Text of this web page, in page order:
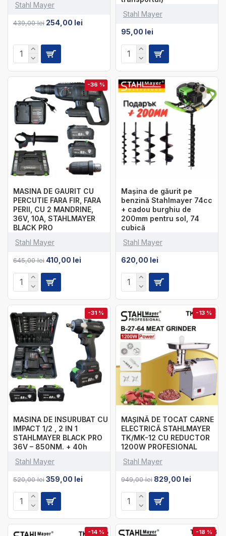
Stahl Mayer
439,00 lei 254,00 lei
Stahl Mayer
95,00 lei
-36 %
Stahl Mayer
MASINA DE GAURIT CU
PERCUTIE FARA FIR, FARA
PERII, CU 2 MANDRINE,
36V, 10A, STAHLMAYER
BLACK PRO
645,00 lei 410,00 lei
Stahl Mayer
Mașina de găurit pe
benzină Stahlmayer 74cc
+ cadou burghiu de
200mm pentru sol, 74
cubică
620,00 lei
-31 %
Stahl Mayer
MASINA DE INSURUBAT CU
IMPACT 1/2 , 2 IN 1
STAHLMAYER BLACK PRO
36V – 850NM. + 40h
520,00 lei359,00 lei
-13 %
Stahl Mayer
MAȘINĂ DE TOCAT CARNE
ELECTRICĂ STAHLMAYER
TK/MK-12 CU REDUCTOR
1200W PROFESIONAL
949,00 lei 829,00 lei
-14 % -18 %